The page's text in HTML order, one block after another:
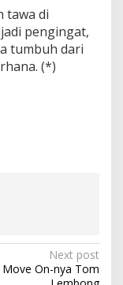
tawa di
pengingat,
tumbuh dari
(*)
Next post
Move On-nya Tom